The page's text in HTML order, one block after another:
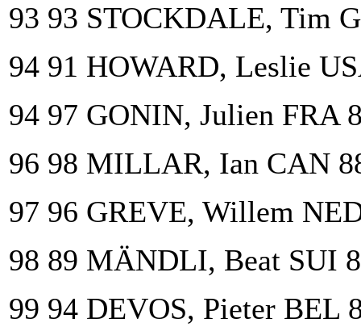
93 93 STOCKDALE, Tim
94 91 HOWARD, Leslie
94 97 GONIN, Julien FRA
96 98 MILLAR, Ian CAN
97 96 GREVE, Willem
98 89 MÄNDLI, Beat SUI
99 94 DEVOS, Pieter BEL